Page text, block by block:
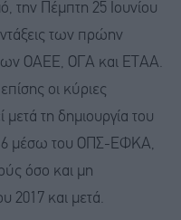
την Πέμπτη 25 Ιουνίου
των πρώην
ΟΑΕΕ, ΟΓΑ και ΕΤΑΑ.
οι κύριες
τη δημιουργία του
μέσω του ΟΠΣ-ΕΦΚΑ,
όσο και μη
2017 και μετά.